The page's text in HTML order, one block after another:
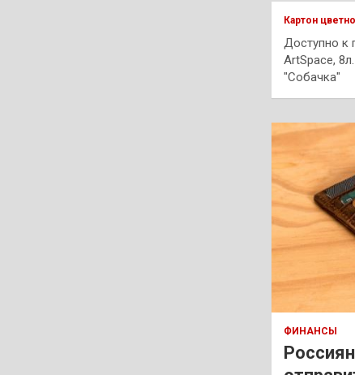
к
Картон
Доступно к
ArtSpace,
"Собачка"
ФИНАНСЫ